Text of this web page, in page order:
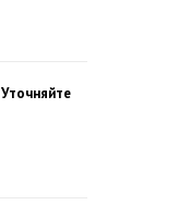
Уточняйте